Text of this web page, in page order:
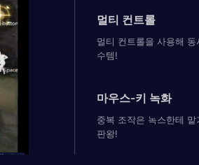
멀티 컨트롤
멀티 컨트롤을 사용해
수템!
마우스-키 녹화
중복 조작은 녹스한테
판왕!